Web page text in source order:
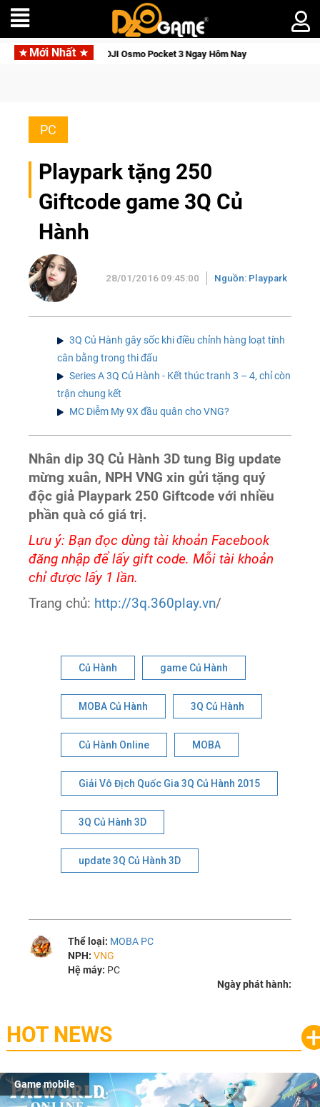
Mới Nhất
Tỉnh, Săn DJI Osmo Pocket 3 Ngay Hôm Nay
PC
Playpark tặng 250
Giftcode game 3Q Củ
Hành
28/01/2016 09:45:00 Nguồn: Playpark
3Q Củ Hành gây sốc khi điều chỉnh hàng loạt tính
cân bằng trong thi đấu
Series A 3Q Củ Hành - Kết thúc tranh 3 – 4, chỉ còn
trận chung kết
MC Diễm My 9X đầu quân cho VNG?
Nhân dip 3Q Củ Hành 3D tung Big update
mừng xuân, NPH VNG xin gửi tặng quý
độc giả Playpark 250 Giftcode với nhiều
phần quà có giá trị.
Lưu ý: Bạn đọc dùng tài khoản Facebook
đăng nhập để lấy gift code. Mỗi tài khoản
chỉ được lấy 1 lần.
Trang chủ: http://3q.360play.vn/
Củ Hành game Củ Hành
MOBA Củ Hành 3Q Củ Hành
Củ Hành Online MOBA
Giải Vô Địch Quốc Gia 3Q Củ Hành 2015
3Q Củ Hành 3D
update 3Q Củ Hành 3D
Thể loại: MOBA PC
NPH:VNG
Hệ máy: PC
Ngày phát hành:
HOT NEWS
Game mobile